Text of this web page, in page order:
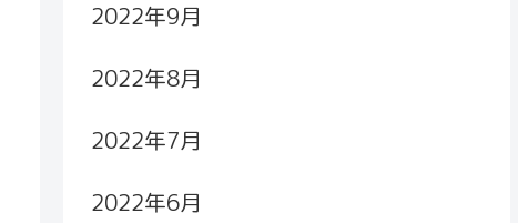
2022年9月
2022年8月
2022年7月
2022年6月